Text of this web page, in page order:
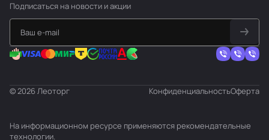
Подписаться на новости и акции
© 2026 Леоторг КонфиденциальностьОферта
На информационном ресурсе применяются рекомендательные
технологии.